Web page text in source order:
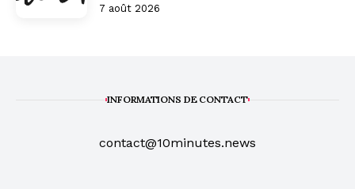
7 août 2026
INFORMATIONS DE CONTACT
contact@10minutes.news